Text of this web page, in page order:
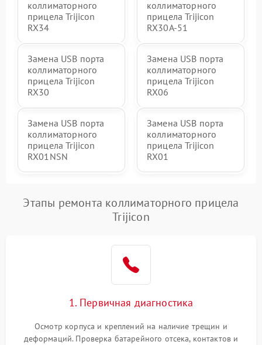
коллиматорного
прицела Trijicon
RX34
коллиматорного
прицела Trijicon
RX30A-51
Замена USB порта
коллиматорного
прицела Trijicon
RX30
Замена USB порта
коллиматорного
прицела Trijicon
RX06
Замена USB порта
коллиматорного
прицела Trijicon
RX01NSN
Замена USB порта
коллиматорного
прицела Trijicon
RX01
Этапы ремонта коллиматорного прицела
Trijicon
1. Первичная диагностика
Осмотр корпуса и креплений на наличие трещин и
деформаций. Проверка батарейного отсека, контактов и